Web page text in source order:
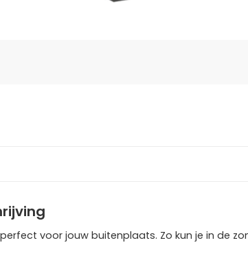
voor jouw buitenplaats. Zo kun je in de